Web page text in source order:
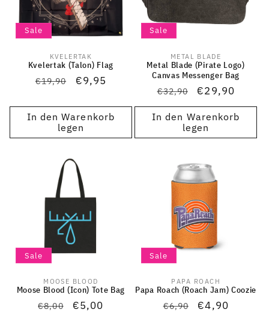
Sale
Anbieter:
KVELERTAK
Kvelertak (Talon) Flag
Normaler
€19,90 Verkaufspreis
€9,95
In den Warenkorb
legen
Sale
Anbieter:
METAL BLADE
Metal Blade (Pirate Logo)
Canvas Messenger Bag
Normaler
Preis
€32,90 Verkaufspreis
€29,90
In den Warenkorb
legen
Sale
Anbieter:
MOOSE BLOOD
Moose Blood (Icon) Tote Bag
Normaler
€8,00 Verkaufspreis
€5,00
Sale
Anbieter:
PAPA ROACH
Papa Roach (Roach Jam) Coozie
Normaler
€6,90 Verkaufspreis
€4,90